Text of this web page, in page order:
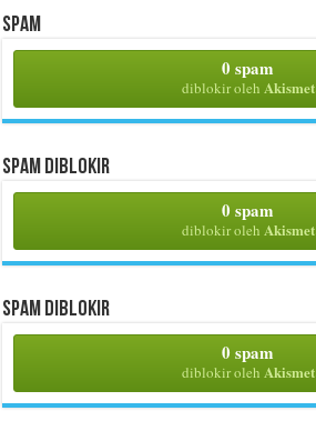
Spam
0 spam
diblokir oleh Akismet
Spam Diblokir
0 spam
diblokir oleh Akismet
Spam Diblokir
0 spam
diblokir oleh Akismet